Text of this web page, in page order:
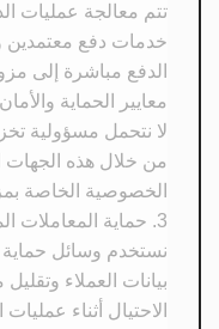
تتم معالجة عمليات
خدمات دفع معتمدين
الدفع مباشرة إلى
معايير الحماية
لا نتحمل مسؤولية
من خلال هذه الجهات
الخصوصية الخاصة
3. حماية المعاملات المالية
نستخدم وسائل
بيانات العملاء
الاحتيال أثناء عمليات